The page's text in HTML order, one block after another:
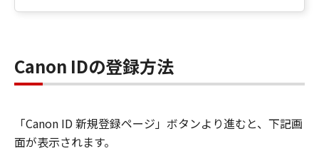
Canon IDの登録方法
「Canon ID 新規登録ページ」ボタンより進むと、下記画
面が表示されます。